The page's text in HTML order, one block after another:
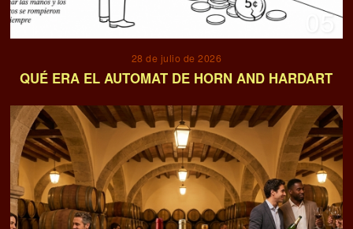
05
28 de julio de 2026
QUÉ ERA EL AUTOMAT DE HORN AND HARDART